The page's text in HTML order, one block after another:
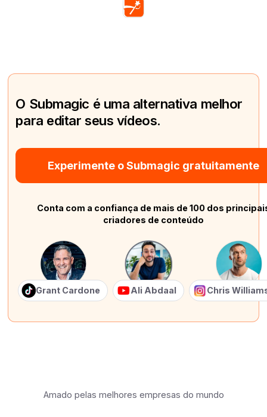
O Submagic é uma alternativa melhor
para editar seus vídeos.
Experimente o Submagic gratuitamente
Conta com a confiança de mais de 100 dos
criadores de conteúdo
Grant Cardone Ali Abdaal Chris
Amado pelas melhores empresas do mundo